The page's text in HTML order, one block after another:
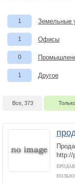
1 Земельные
1 Офисы
0
1 Другое
Все, 373
http://